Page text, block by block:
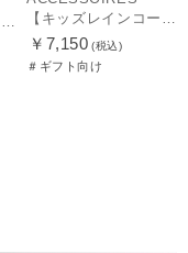
【折りたたみ雨傘】ポール & ジョー (PAUL & JOE ACCESSOIRES) クリザンテーム コンパクト UV
【キッズレインコート】ポール＆ジョー（PAUL & JOE ACCESSOIRES）ワンポイントヌネット
￥7,150 (税込)
＃ギフト向け